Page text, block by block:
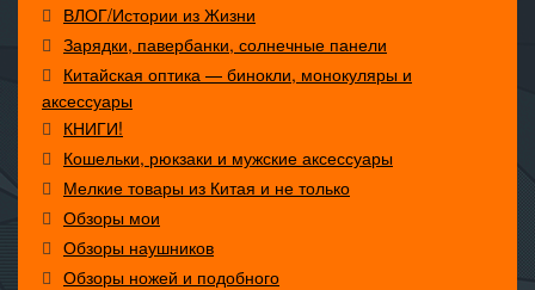
ВЛОГ/Истории из Жизни
Зарядки, павербанки, солнечные панели
Китайская оптика — бинокли, монокуляры и
аксессуары
КНИГИ!
Кошельки, рюкзаки и мужские аксессуары
Мелкие товары из Китая и не только
Обзоры мои
Обзоры наушников
Обзоры ножей и подобного